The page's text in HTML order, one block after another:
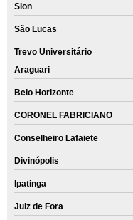
Sion
São Lucas
Trevo Universitário
Araguari
Belo Horizonte
CORONEL FABRICIANO
Conselheiro Lafaiete
Divinópolis
Ipatinga
Juiz de Fora